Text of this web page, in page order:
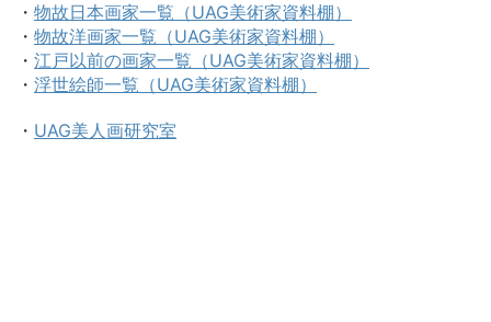
・ 物故日本画家一覧（UAG美術家資料棚）
・ 物故洋画家一覧（UAG美術家資料棚）
・ 江戸以前の画家一覧（UAG美術家資料棚）
・ 浮世絵師一覧（UAG美術家資料棚）
・ UAG美人画研究室